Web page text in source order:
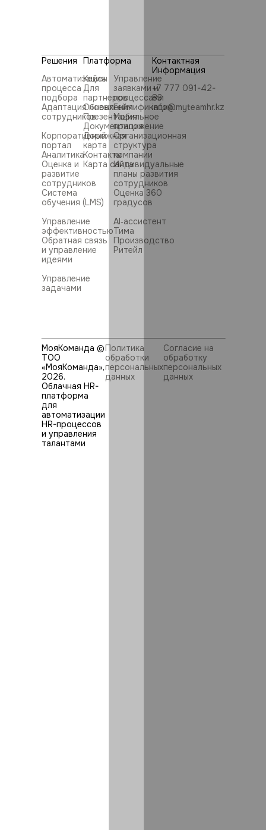
Решения
Автоматизация
процесса
подбора
Адаптация новых
сотрудников
Корпоративный
портал
Аналитика
Оценка и
развитие
сотрудников
Система
обучения (LMS)
Управление
эффективностью
Обратная связь
и управление
идеями
Управление
задачами
Управление
заявками и
процессами
Геймификация
Мобильное
приложение
Организационная
структура
компании
Индивидуальные
планы развития
сотрудников
Оценка 360
градусов
AI‑ассистент
Тима
Производство
Ритейл
Платформа
Кейсы
Для
партнеров
Обновления
Презентация
Документация
Дорожная
карта
Контакты
Карта сайта
Контактная
Информация
+7 777 091-42-
83
info@myteamhr.kz
МояКоманда ©
ТОО
«МояКоманда»,
2026.
Облачная HR-
платформа
для
автоматизации
HR⁠-⁠процессов
и управления
талантами
Политика
обработки
персональных
данных
Согласие на
обработку
персональных
данных